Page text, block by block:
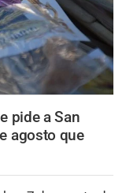
pide a San
agosto que